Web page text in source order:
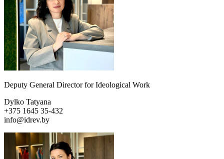
Deputy General Director for Ideological Work
Dylko Tatyana
+375 1645 35-432
info@idrev.by